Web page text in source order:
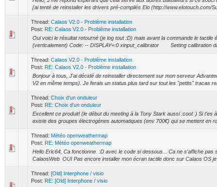
j'ai tenté de reinstaller les drivers pré-compilés Elo (http://www.elotouch.com/
Thread: Calaos V2.0 - Problème installation
Post: RE: Calaos V2.0 - Problème installation
Oui voici le résultat retourné (je log tout :D) mais avant la commande le tactile
(verticalement) Code: -- DISPLAY=:0 xinput_calibrator Setting calibration
Thread: Calaos V2.0 - Problème installation
Post: RE: Calaos V2.0 - Problème installation
Bonjour à tous, J'ai décidé de reinstaller directement sur mon serveur
V2 en même temps). Je ferais un status plus tard sur tout les "petits" tracas
Thread: Choix d'un onduleur
Post: RE: Choix d'un onduleur
Excellent ce produit! (le début du meeting à la Tony Stark aussi :cool: ) Si t'es
existe des groupes électrogènes automatiques (env 700€) qui se mettent en
Thread: Météo openweathermap
Post: RE: Météo openweathermap
Hello Eric64, Ca fonctionne :D avec le code si dessous... Ca ne s'affiche pas
CalaosWeb OUI Pas encore installer mon écran tactile donc sur Calaos OS
Thread: [Old] Interphone / visio
Post: RE: [Old] Interphone / visio